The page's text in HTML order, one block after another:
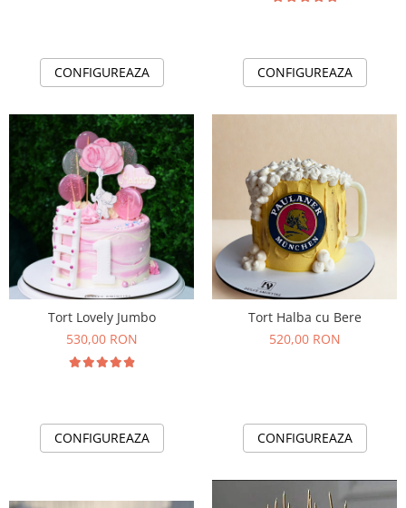
CONFIGUREAZA CONFIGUREAZA
Tort Lovely Jumbo
530,00 RON
CONFIGUREAZA
Tort Halba cu Bere
520,00 RON
CONFIGUREAZA